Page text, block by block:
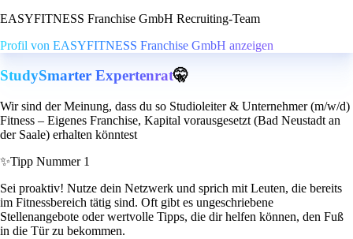
EASYFITNESS Franchise GmbH Recruiting-Team
Profil von EASYFITNESS Franchise GmbH anzeigen
StudySmarter Expertenrat🤫
Wir sind der Meinung, dass du so Studioleiter & Unternehmer (m/w/d)
Fitness – Eigenes Franchise, Kapital vorausgesetzt (Bad Neustadt an
der Saale) erhalten könntest
✨Tipp Nummer 1
Sei proaktiv! Nutze dein Netzwerk und sprich mit Leuten, die bereits
im Fitnessbereich tätig sind. Oft gibt es ungeschriebene
Stellenangebote oder wertvolle Tipps, die dir helfen können, den Fuß
in die Tür zu bekommen.